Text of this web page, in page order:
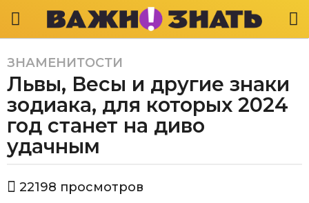
3
г
д
а
a
o
3
ЗНАМЕНИТОСТИ
Львы, Весы и другие знаки
зодиака, для которых 2024
год станет на диво
удачным
в
22198 просмотров